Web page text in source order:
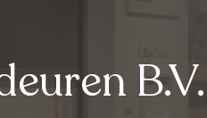
B.V.